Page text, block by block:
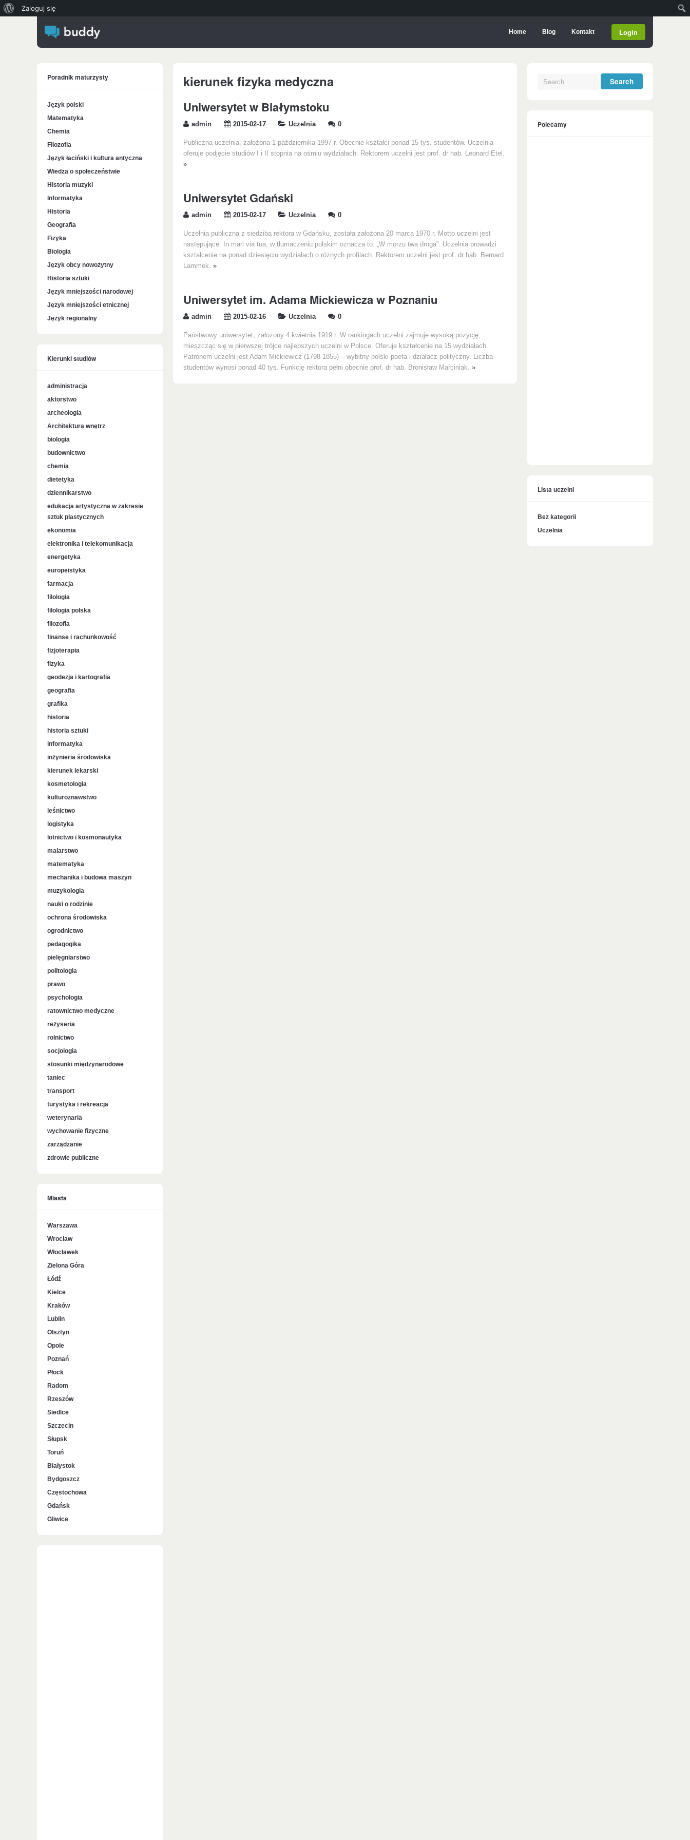
Home Blog Kontakt Login
kierunek fizyka medyczna
Uniwersytet w Białymstoku
admin 2015-02-17 Uczelnia 0
Publiczna uczelnia, założona 1 października 1997 r. Obecnie kształci ponad 15 tys. studentów. Uczelnia
oferuje podjęcie studiów I i II stopnia na ośmiu wydziałach. Rektorem uczelni jest prof. dr hab. Leonard Etel.
»
Uniwersytet Gdański
admin 2015-02-17 Uczelnia 0
Uczelnia publiczna z siedzibą rektora w Gdańsku, została założona 20 marca 1970 r. Motto uczelni jest
następujące: In mari via tua, w tłumaczeniu polskim oznacza to: „W morzu twa droga”. Uczelnia prowadzi
kształcenie na ponad dziesięciu wydziałach o różnych profilach. Rektorem uczelni jest prof. dr hab. Bernard
Lammek. »
Uniwersytet im. Adama Mickiewicza w Poznaniu
admin 2015-02-16 Uczelnia 0
Państwowy uniwersytet, założony 4 kwietnia 1919 r. W rankingach uczelni zajmuje wysoką pozycję,
mieszcząc się w pierwszej trójce najlepszych uczelni w Polsce. Oferuje kształcenie na 15 wydziałach.
Patronem uczelni jest Adam Mickiewicz (1798-1855) – wybitny polski poeta i działacz polityczny. Liczba
studentów wynosi ponad 40 tys. Funkcję rektora pełni obecnie prof. dr hab. Bronisław Marciniak. »
Poradnik maturzysty
Język polski
Matematyka
Chemia
Filozofia
Język łaciński i kultura antyczna
Wiedza o społeczeństwie
Historia muzyki
Informatyka
Historia
Geografia
Fizyka
Biologia
Język obcy nowożytny
Historia sztuki
Język mniejszości narodowej
Język mniejszości etnicznej
Język regionalny
Kierunki studiów
administracja
aktorstwo
archeologia
Architektura wnętrz
biologia
budownictwo
chemia
dietetyka
dziennikarstwo
edukacja artystyczna w zakresie
sztuk plastycznych
ekonomia
elektronika i telekomunikacja
energetyka
europeistyka
farmacja
filologia
filologia polska
filozofia
finanse i rachunkowość
fizjoterapia
fizyka
geodezja i kartografia
geografia
grafika
historia
historia sztuki
informatyka
inżynieria środowiska
kierunek lekarski
kosmetologia
kulturoznawstwo
leśnictwo
logistyka
lotnictwo i kosmonautyka
malarstwo
matematyka
mechanika i budowa maszyn
muzykologia
nauki o rodzinie
ochrona środowiska
ogrodnictwo
pedagogika
pielęgniarstwo
politologia
prawo
psychologia
ratownictwo medyczne
reżyseria
rolnictwo
socjologia
stosunki międzynarodowe
taniec
transport
turystyka i rekreacja
weterynaria
wychowanie fizyczne
zarządzanie
zdrowie publiczne
Miasta
Warszawa
Wrocław
Włocławek
Zielona Góra
Łódź
Kielce
Kraków
Lublin
Olsztyn
Opole
Poznań
Płock
Radom
Rzeszów
Siedlce
Szczecin
Słupsk
Toruń
Białystok
Bydgoszcz
Częstochowa
Gdańsk
Gliwice
Polecamy
Lista uczelni
Bez kategorii
Uczelnia
WordPressie
Zaloguj się